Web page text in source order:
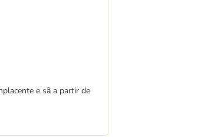
e sã a partir de